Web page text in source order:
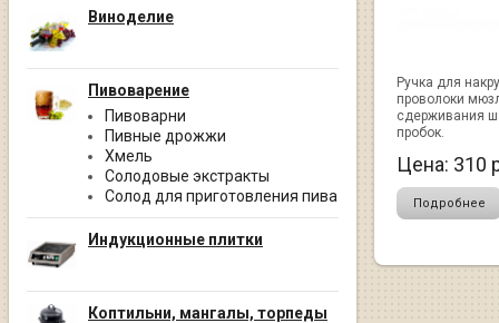
Виноделие
Пивоварение
Пивоварни
Пивные дрожжи
Хмель
Солодовые экстракты
Солод для приготовления пива
Индукционные плитки
Коптильни, мангалы, торпеды
Ручка для
проволоки
сдерживания
пробок.
Цена: 310
Подробнее